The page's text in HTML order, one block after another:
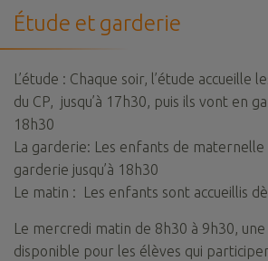
Étude et garderie
L’étude : Chaque soir, l’étude accueille
du CP, jusqu’à 17h30, puis ils vont en
18h30
La garderie: Les enfants de maternelle
garderie jusqu’à 18h30
Le matin : Les enfants sont accueillis
Le mercredi matin de 8h30 à 9h30,
disponible pour les élèves qui